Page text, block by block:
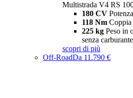
Multistrada V4 RS
180 CV Potenza
118 Nm Coppia
225 kg Peso in
senza carburante
scopri di più
Off-RoadDa 11.790 €